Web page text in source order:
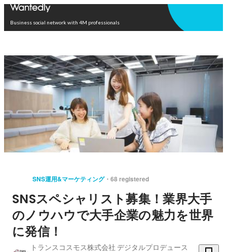
Business social network with 4M professionals
SNS運用&マーケティング 68 registered
SNSスペシャリスト募集！業界大手
のノウハウで大手企業の魅力を世界
に発信！
トランスコスモス株式会社 デジタルプロデュース